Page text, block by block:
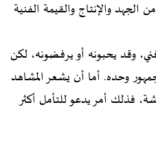
والإنتاج والقيمة الفنية
وقد يحبونه أو يرفضونه، لكن
وحده. أما أن يشعر المشاهد
فذلك أمر يدعو للتأمل أكثر